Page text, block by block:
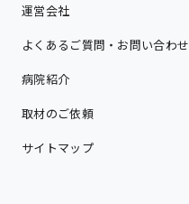
運営会社
よくあるご質問・お問い合わせ
病院紹介
取材のご依頼
サイトマップ